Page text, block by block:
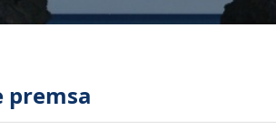
premsa